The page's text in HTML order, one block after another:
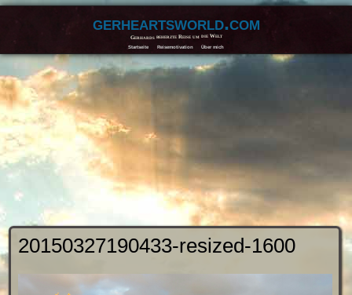
gerheartsworld.com
Gerhards beherzte Reise um die Welt
Startseite Reisemotivation Über mich
20150327190433-resized-1600